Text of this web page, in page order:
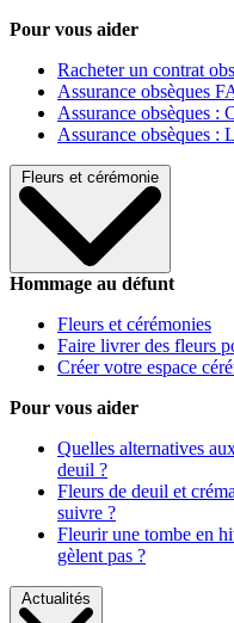
Pour vous aider
Racheter un contrat
Assurance obsèques
Assurance obsèques
Assurance obsèques :
Fleurs et cérémonie
Hommage au défunt
Fleurs et cérémonies
Faire livrer des fleurs
Créer votre espace
Pour vous aider
Quelles alternatives
deuil ?
Fleurs de deuil et
suivre ?
Fleurir une tombe en
gèlent pas ?
Actualités